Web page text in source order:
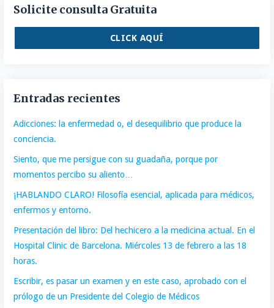
Solicite consulta Gratuita
CLICK AQUÍ
Entradas recientes
Adicciones: la enfermedad o, el desequilibrio que produce la
conciencia.
Siento, que me persigue con su guadaña, porque por
momentos percibo su aliento…
¡HABLANDO CLARO! Filosofía esencial, aplicada para médicos,
enfermos y entorno.
Presentación del libro: Del hechicero a la medicina actual. En el
Hospital Clinic de Barcelona. Miércoles 13 de febrero a las 18
horas.
Escribir, es pasar un examen y en este caso, aprobado con el
prólogo de un Presidente del Colegio de Médicos